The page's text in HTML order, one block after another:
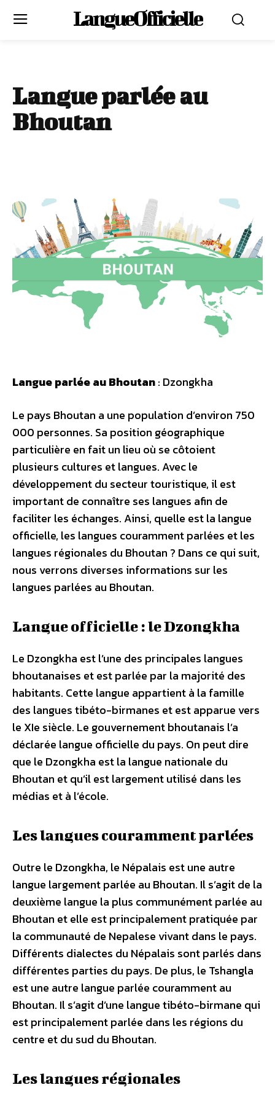
LangueOfficielle
Langue parlée au
Bhoutan
Langue parlée au Bhoutan: Dzongkha
Le pays Bhoutan a une population d’environ 750
000 personnes. Sa position géographique
particulière en fait un lieu où se côtoient
plusieurs cultures et langues. Avec le
développement du secteur touristique, il est
important de connaître ses langues afin de
faciliter les échanges. Ainsi, quelle est la langue
officielle, les langues couramment parlées et les
langues régionales du Bhoutan ? Dans ce qui suit,
nous verrons diverses informations sur les
langues parlées au Bhoutan.
Langue officielle : le Dzongkha
Le Dzongkha est l’une des principales langues
bhoutanaises et est parlée par la majorité des
habitants. Cette langue appartient à la famille
des langues tibéto-birmanes et est apparue vers
le XIe siècle. Le gouvernement bhoutanais l’a
déclarée langue officielle du pays. On peut dire
que le Dzongkha est la langue nationale du
Bhoutan et qu’il est largement utilisé dans les
médias et à l’école.
Les langues couramment parlées
Outre le Dzongkha, le Népalais est une autre
langue largement parlée au Bhoutan. Il s’agit de la
deuxième langue la plus communément parlée au
Bhoutan et elle est principalement pratiquée par
la communauté de Nepalese vivant dans le pays.
Différents dialectes du Népalais sont parlés dans
différentes parties du pays. De plus, le Tshangla
est une autre langue parlée couramment au
Bhoutan. Il s’agit d’une langue tibéto-birmane qui
est principalement parlée dans les régions du
centre et du sud du Bhoutan.
Les langues régionales